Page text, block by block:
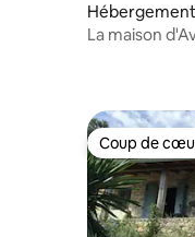
Hébergement
La maison
Coup de
Coup de